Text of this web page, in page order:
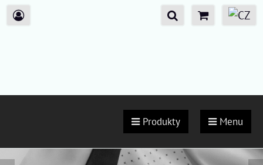
Produkty Menu